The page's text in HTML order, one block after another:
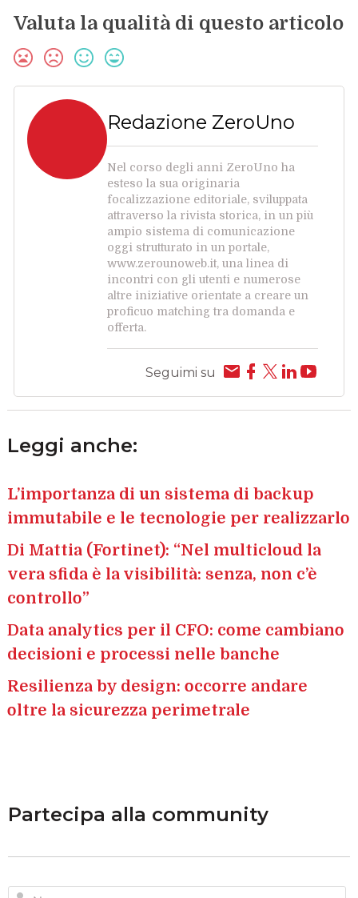
Valuta la qualità di questo articolo
Redazione ZeroUno
Nel corso degli anni ZeroUno ha
esteso la sua originaria
focalizzazione editoriale, sviluppata
attraverso la rivista storica, in un più
ampio sistema di comunicazione
oggi strutturato in un portale,
www.zerounoweb.it, una linea di
incontri con gli utenti e numerose
altre iniziative orientate a creare un
proficuo matching tra domanda e
offerta.
Seguimi su
Leggi anche:
L’importanza di un sistema di backup
immutabile e le tecnologie per realizzarlo
Di Mattia (Fortinet): “Nel multicloud la
vera sfida è la visibilità: senza, non c’è
controllo”
Data analytics per il CFO: come cambiano
decisioni e processi nelle banche
Resilienza by design: occorre andare
oltre la sicurezza perimetrale
Partecipa alla community